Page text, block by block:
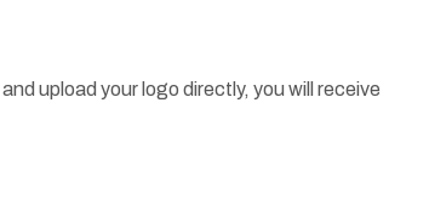
upload your logo directly, you will receive